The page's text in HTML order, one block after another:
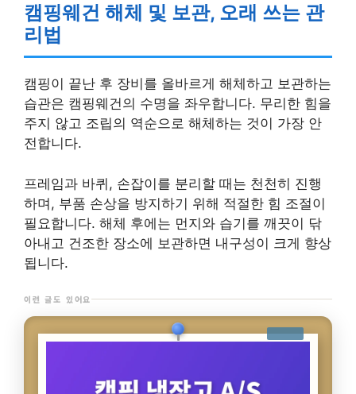
캠핑웨건 해체 및 보관, 오래 쓰는 관
리법
캠핑이 끝난 후 장비를 올바르게 해체하고 보관하는
습관은 캠핑웨건의 수명을 좌우합니다. 무리한 힘을
주지 않고 조립의 역순으로 해체하는 것이 가장 안
전합니다.
프레임과 바퀴, 손잡이를 분리할 때는 천천히 진행
하며, 부품 손상을 방지하기 위해 적절한 힘 조절이
필요합니다. 해체 후에는 먼지와 습기를 깨끗이 닦
아내고 건조한 장소에 보관하면 내구성이 크게 향상
됩니다.
이런 글도 있어요